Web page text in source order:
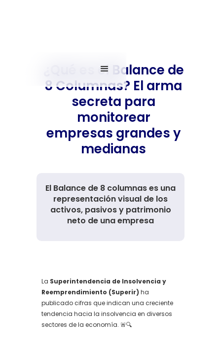
¿Qué es el Balance de
8 Columnas? El arma
secreta para
monitorear
empresas grandes y
medianas
El Balance de 8 columnas es una
representación visual de los
activos, pasivos y patrimonio
neto de una empresa
La Superintendencia de Insolvencia y
Reemprendimiento (Superir) ha
publicado cifras que indican una creciente
tendencia hacia la insolvencia en diversos
sectores de la economía. 🚨🔍